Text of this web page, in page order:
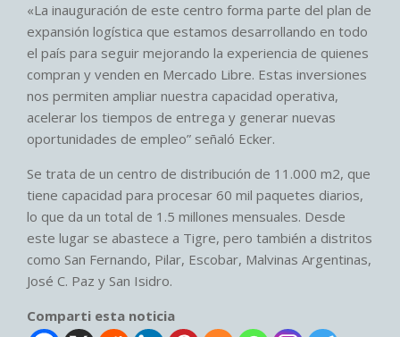
«La inauguración de este centro forma parte del plan de
expansión logística que estamos desarrollando en todo
el país para seguir mejorando la experiencia de quienes
compran y venden en Mercado Libre. Estas inversiones
nos permiten ampliar nuestra capacidad operativa,
acelerar los tiempos de entrega y generar nuevas
oportunidades de empleo” señaló Ecker.
Se trata de un centro de distribución de 11.000 m2, que
tiene capacidad para procesar 60 mil paquetes diarios,
lo que da un total de 1.5 millones mensuales. Desde
este lugar se abastece a Tigre, pero también a distritos
como San Fernando, Pilar, Escobar, Malvinas Argentinas,
José C. Paz y San Isidro.
Comparti esta noticia